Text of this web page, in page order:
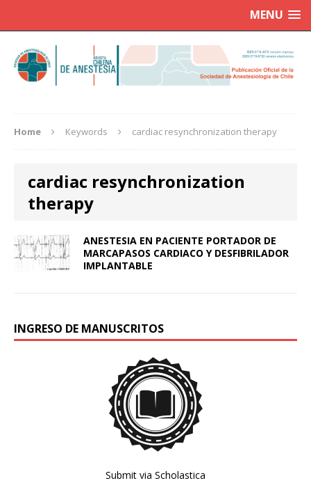
MENU
Home Keywords cardiac resynchronization therapy
cardiac resynchronization
therapy
ANESTESIA EN PACIENTE PORTADOR DE
MARCAPASOS CARDIACO Y DESFIBRILADOR
IMPLANTABLE
INGRESO DE MANUSCRITOS
Submit via Scholastica